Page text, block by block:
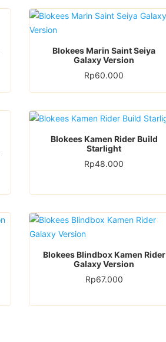
Blokees Marin Saint Seiya
Galaxy Version
Rp60.000
Blokees Kamen Rider Build
Starlight
Rp48.000
Blokees Blindbox Kamen Rider
Galaxy Version
Rp67.000